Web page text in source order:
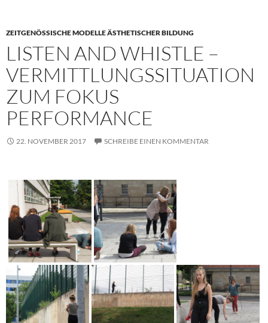
ZEITGENÖSSISCHE MODELLE ÄSTHETISCHER BILDUNG
LISTEN AND WHISTLE –
VERMITTLUNGSSITUATION
ZUM FOKUS
PERFORMANCE
22. NOVEMBER 2017 SCHREIBE EINEN KOMMENTAR